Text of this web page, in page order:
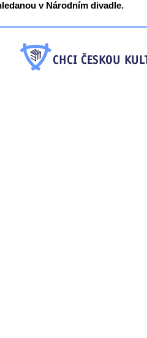
v Národním divadle.